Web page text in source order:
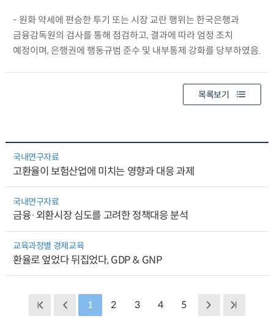
- 원화 약세에 편승한 투기 또는 시장 교란 행위는 한국은행과
금융감독원의 검사를 통해 점검하고, 결과에 따라 엄정 조치
예정이며, 은행권에 행동규범 준수 및 내부통제 강화를 당부하였음.
목록보기
국내연구자료
고환율이 보험산업에 미치는 영향과 대응 과제
국내연구자료
금융·외환시장 심도를 고려한 정책대응 분석
교육과정별 경제교육
환율로 엎었다 뒤집었다, GDP & GNP
1 2 3 4 5